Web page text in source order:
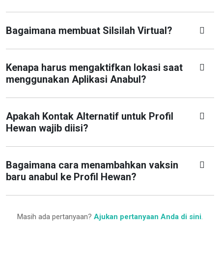
Bagaimana membuat Silsilah Virtual?
Kenapa harus mengaktifkan lokasi saat
menggunakan Aplikasi Anabul?
Apakah Kontak Alternatif untuk Profil
Hewan wajib diisi?
Bagaimana cara menambahkan vaksin
baru anabul ke Profil Hewan?
Masih ada pertanyaan? Ajukan pertanyaan Anda di sini.